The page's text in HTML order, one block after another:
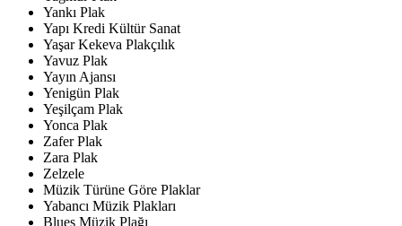
Yankı Plak
Yapı Kredi Kültür Sanat
Yaşar Kekeva Plakçılık
Yavuz Plak
Yayın Ajansı
Yenigün Plak
Yeşilçam Plak
Yonca Plak
Zafer Plak
Zara Plak
Zelzele
Müzik Türüne Göre Plaklar
Yabancı Müzik Plakları
Blues Müzik Plağı